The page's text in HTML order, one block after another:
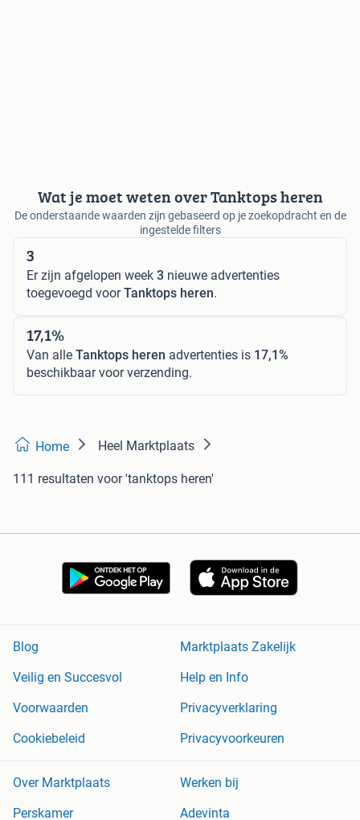
Wat je moet weten over Tanktops heren
De onderstaande waarden zijn gebaseerd op je zoekopdracht en de
ingestelde filters
3
Er zijn afgelopen week 3 nieuwe advertenties
toegevoegd voorTanktops heren.
17,1%
Van alle Tanktops heren advertenties is 17,1%
beschikbaar voor verzending.
Home Heel Marktplaats
111 resultaten voor 'tanktops heren'
Blog
Marktplaats Zakelijk
Veilig en Succesvol
Help en Info
Voorwaarden
Privacyverklaring
Cookiebeleid
Privacyvoorkeuren
Over Marktplaats
Werken bij
Perskamer
Adevinta